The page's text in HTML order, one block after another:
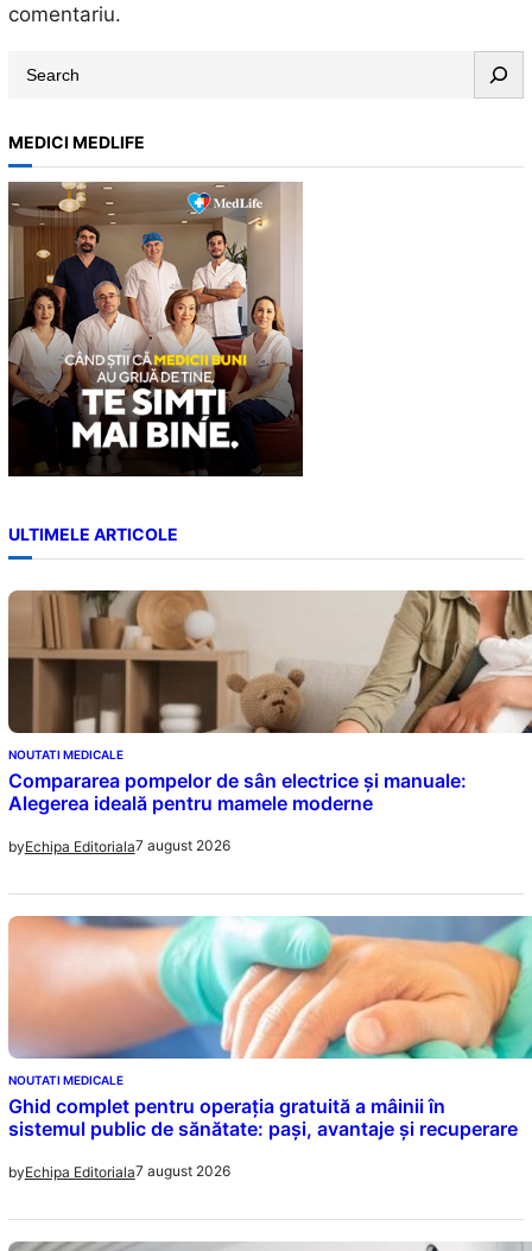
comentariu.
r
c
h
MEDICI MEDLIFE
ULTIMELE ARTICOLE
NOUTATI MEDICALE
Compararea pompelor de sân electrice și manuale:
Alegerea ideală pentru mamele moderne
byEchipa Editoriala7 august 2026
NOUTATI MEDICALE
Ghid complet pentru operația gratuită a mâinii în
sistemul public de sănătate: pași, avantaje și recuperare
byEchipa Editoriala7 august 2026